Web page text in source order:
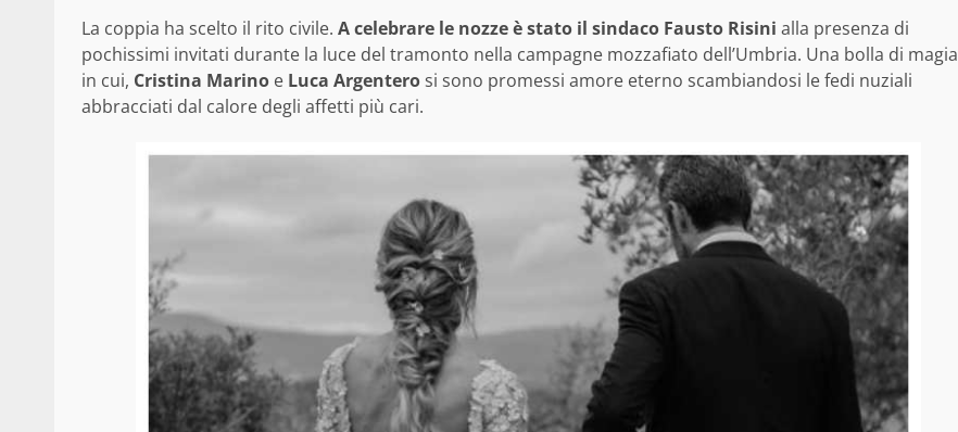
La coppia ha scelto il rito civile. A celebrare le nozze è stato il sindaco Fausto Risini alla presenza di
pochissimi invitati durante la luce del tramonto nella campagne mozzafiato dell’Umbria. Una bolla di magia
in cui, Cristina Marino e Luca Argenterosi sono promessi amore eterno scambiandosi le fedi nuziali
abbracciati dal calore degli affetti più cari.